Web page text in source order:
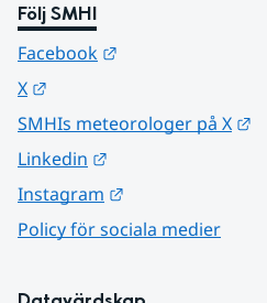
Följ SMHI
Facebook
X
SMHIs meteorologer på X
Linkedin
Instagram
Policy för sociala medier